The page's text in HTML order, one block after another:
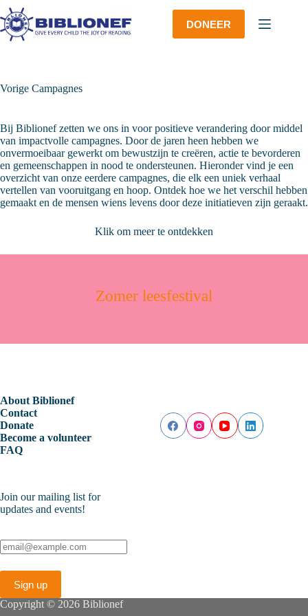
Ga
naar
de
inhoud
DONEER
Vorige Campagnes
Bij Biblionef zetten we ons in voor positieve verandering door middel
van impactvolle campagnes. Door de jaren heen hebben we
onvermoeibaar gewerkt om bewustzijn te creëren, actie te bevorderen
en gemeenschappen in nood te ondersteunen. Hieronder vind je een
overzicht van onze eerdere campagnes, die elk een uniek verhaal
vertellen van vooruitgang en hoop. Ontdek hoe we het verschil hebben
gemaakt en de mensen wiens levens door deze initiatieven zijn geraakt.
Klik om meer te ontdekken
Zomer leesfestival
About Biblionef
Contact
Donate
Become a volunteer
FAQ
Join our mailing list for
updates and events!
Copyright © 2026 Biblionef